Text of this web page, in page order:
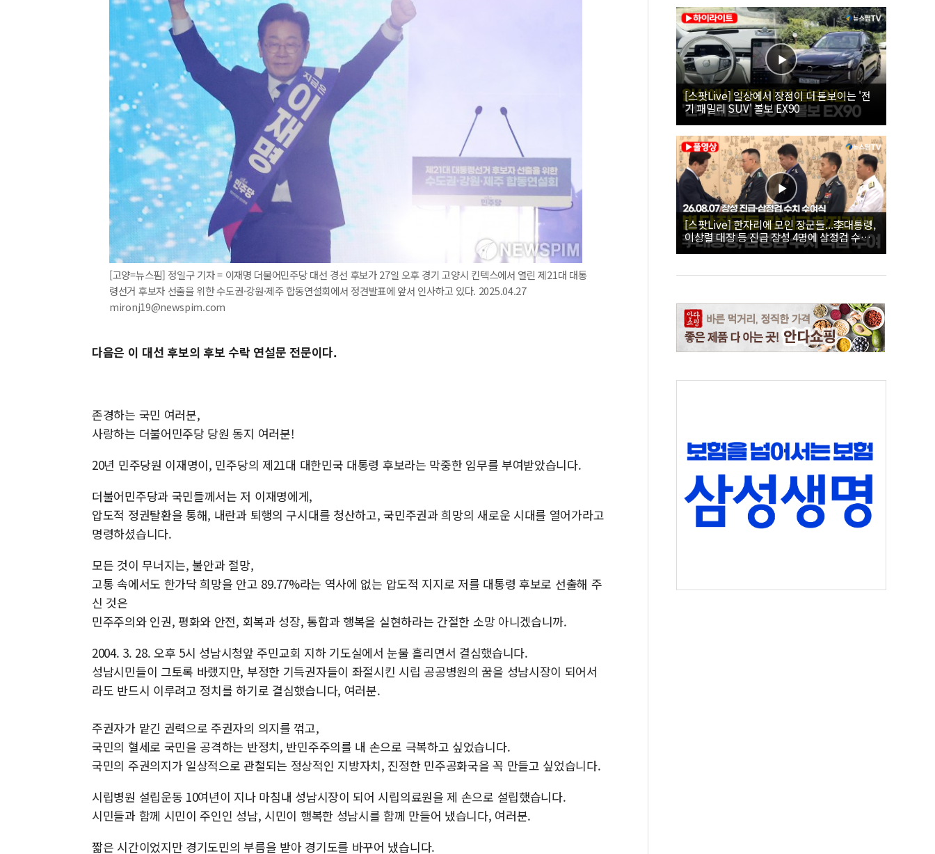
[고양=뉴스핌] 정일구 기자 = 이재명 더불어민주당 대선 경선 후보가 27일 오후 경기 고양시 킨텍스에서 열린 제21대 대통
령선거 후보자 선출을 위한 수도권·강원·제주 합동연설회에서 정견발표에 앞서 인사하고 있다. 2025.04.27
mironj19@newspim.com
다음은 이 대선 후보의 후보 수락 연설문 전문이다.
존경하는 국민 여러분,
사랑하는 더불어민주당 당원 동지 여러분!
20년 민주당원 이재명이, 민주당의 제21대 대한민국 대통령 후보라는 막중한 임무를 부여받았습니다.
더불어민주당과 국민들께서는 저 이재명에게,
압도적 정권탈환을 통해, 내란과 퇴행의 구시대를 청산하고, 국민주권과 희망의 새로운 시대를 열어가라고
명령하셨습니다.
모든 것이 무너지는, 불안과 절망,
고통 속에서도 한가닥 희망을 안고 89.77%라는 역사에 없는 압도적 지지로 저를 대통령 후보로 선출해 주
신 것은
민주주의와 인권, 평화와 안전, 회복과 성장, 통합과 행복을 실현하라는 간절한 소망 아니겠습니까.
2004. 3. 28. 오후 5시 성남시청앞 주민교회 지하 기도실에서 눈물 흘리면서 결심했습니다.
성남시민들이 그토록 바랬지만, 부정한 기득권자들이 좌절시킨 시립 공공병원의 꿈을 성남시장이 되어서
라도 반드시 이루려고 정치를 하기로 결심했습니다, 여러분.
주권자가 맡긴 권력으로 주권자의 의지를 꺾고,
국민의 혈세로 국민을 공격하는 반정치, 반민주주의를 내 손으로 극복하고 싶었습니다.
국민의 주권의지가 일상적으로 관철되는 정상적인 지방자치, 진정한 민주공화국을 꼭 만들고 싶었습니다.
시립병원 설립운동 10여년이 지나 마침내 성남시장이 되어 시립의료원을 제 손으로 설립했습니다.
시민들과 함께 시민이 주인인 성남, 시민이 행복한 성남시를 함께 만들어 냈습니다, 여러분.
짧은 시간이었지만 경기도민의 부름을 받아 경기도를 바꾸어 냈습니다.
[스팟Live] 일상에서 장점이 더 돋보이는 '전
기 패밀리 SUV' 볼보 EX90
[스팟Live] 한자리에 모인 장군들...李대통령,
이상렬 대장 등 진급 장성 4명에 삼정검 수치
직접 수여｜26.08.07 장성 진급·삼정검 수치